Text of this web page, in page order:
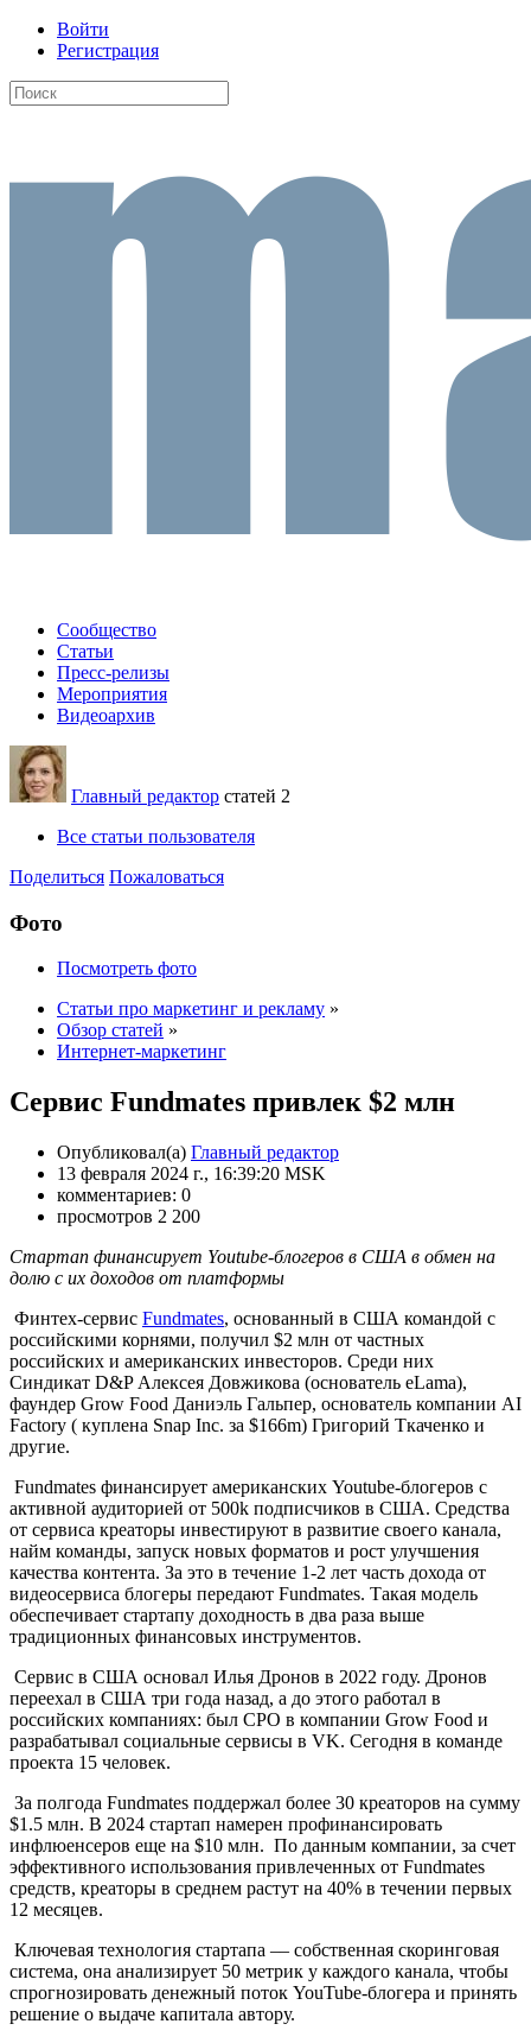
Войти
Регистрация
Сообщество
Статьи
Пресс-релизы
Мероприятия
Видеоархив
Главный редактор статей 2
Все статьи пользователя
Поделиться Пожаловаться
Фото
Посмотреть фото
Статьи про маркетинг и рекламу »
Обзор статей »
Интернет-маркетинг
Сервис Fundmates привлек $2 млн
Опубликовал(а) Главный редактор
13 февраля 2024 г., 16:39:20 MSK
комментариев: 0
просмотров 2 200
Стартап финансирует Youtube-блогеров в США в обмен на
долю с их доходов от платформы
Финтех-сервис Fundmates, основанный в США командой с
российскими корнями, получил $2 млн от частных
российских и американских инвесторов. Среди них
Синдикат D&P Алексея Довжикова (основатель eLama),
фаундер Grow Food Даниэль Гальпер, основатель компании AI
Factory ( куплена Snap Inc. за $166m) Григорий Ткаченко и
другие.
Fundmates финансирует американских Youtube-блогеров с
активной аудиторией от 500k подписчиков в США. Средства
от сервиса креаторы инвестируют в развитие своего канала,
найм команды, запуск новых форматов и рост улучшения
качества контента. За это в течение 1-2 лет часть дохода от
видеосервиса блогеры передают Fundmates. Такая модель
обеспечивает стартапу доходность в два раза выше
традиционных финансовых инструментов.
Сервис в США основал Илья Дронов в 2022 году. Дронов
переехал в США три года назад, а до этого работал в
российских компаниях: был CPO в компании Grow Food и
разрабатывал социальные сервисы в VK. Сегодня в команде
проекта 15 человек.
За полгода Fundmates поддержал более 30 креаторов на сумму
$1.5 млн. В 2024 стартап намерен профинансировать
инфлюенсеров еще на $10 млн. По данным компании, за счет
эффективного использования привлеченных от Fundmates
средств, креаторы в среднем растут на 40% в течении первых
12 месяцев.
Ключевая технология стартапа –– собственная скоринговая
система, она анализирует 50 метрик у каждого канала, чтобы
спрогнозировать денежный поток YouTube-блогера и принять
решение о выдаче капитала автору.